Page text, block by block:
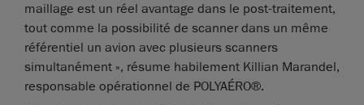
maillage est un réel avantage dans le post-traitement,
tout comme la possibilité de scanner dans un même
référentiel un avion avec plusieurs scanners
simultanément », résume habilement Killian Marandel,
responsable opérationnel de POLYAÉRO®.